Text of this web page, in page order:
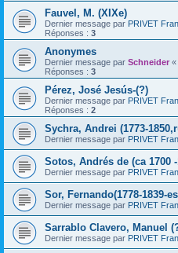
Fauvel, M. (XIXe)
Dernier message par PRIVET
Réponses : 3
Anonymes
Dernier message par Schneider «
Réponses : 3
Pérez, José Jesús-(?)
Dernier message par PRIVET
Réponses : 2
Sychra, Andrei (1773-
Dernier message par PRIVET
Sotos, Andrés de (ca 1700
Dernier message par PRIVET
Sor, Fernando(1778-1839-
Dernier message par PRIVET
Sarrablo Clavero, Manuel
Dernier message par PRIVET